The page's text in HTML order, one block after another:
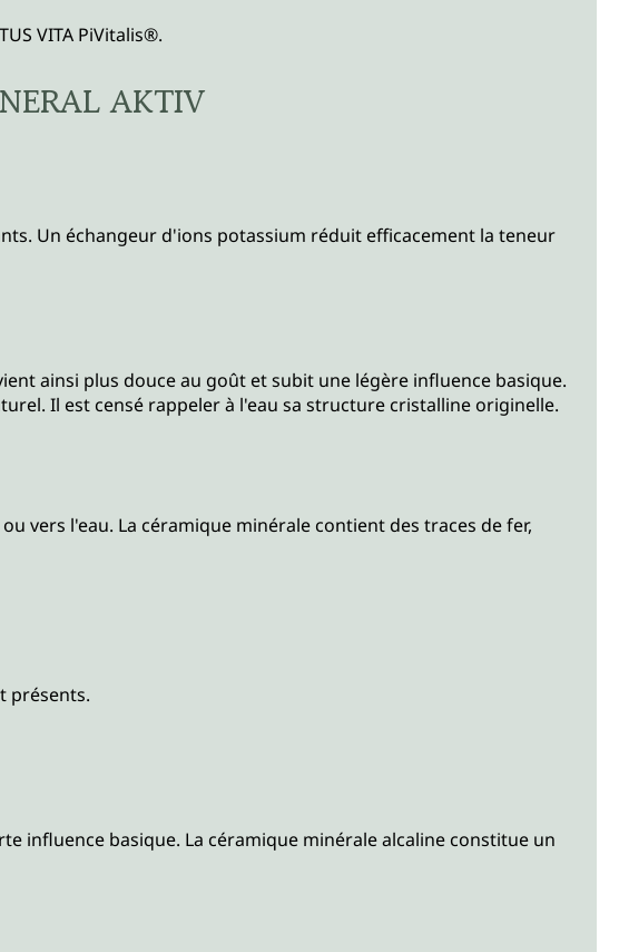
VITA PiVitalis®.
AKTIV
Un échangeur d'ions potassium réduit efficacement la teneur
ainsi plus douce au goût et subit une légère influence basique.
Il est censé rappeler à l'eau sa structure cristalline originelle.
vers l'eau. La céramique minérale contient des traces de fer,
présents.
influence basique. La céramique minérale alcaline constitue un